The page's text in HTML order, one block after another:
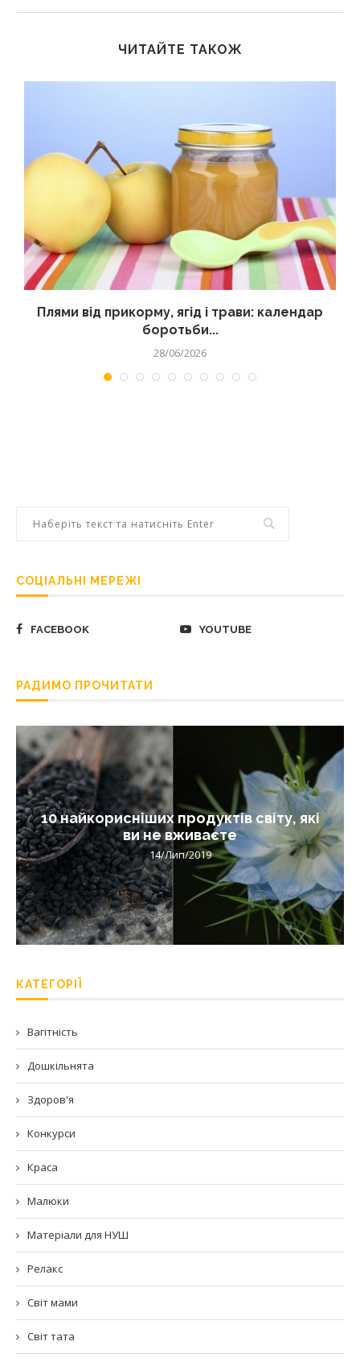
ЧИТАЙТЕ ТАКОЖ
Плями від прикорму, ягід і трави: календар
боротьби...
28/06/2026
СОЦІАЛЬНІ МЕРЕЖІ
FACEBOOK YOUTUBE
РАДИМО ПРОЧИТАТИ
10 найкорисніших продуктів світу, які
ви не вживаєте
14/Лип/2019
КАТЕГОРІЇ
Вагітність
Дошкільнята
Здоров'я
Конкурси
Краса
Малюки
Матеріали для НУШ
Релакс
Світ мами
Світ тата